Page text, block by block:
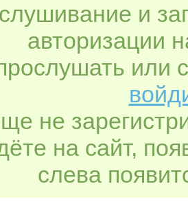
и
авторизации
или
не
на сайт,
слева